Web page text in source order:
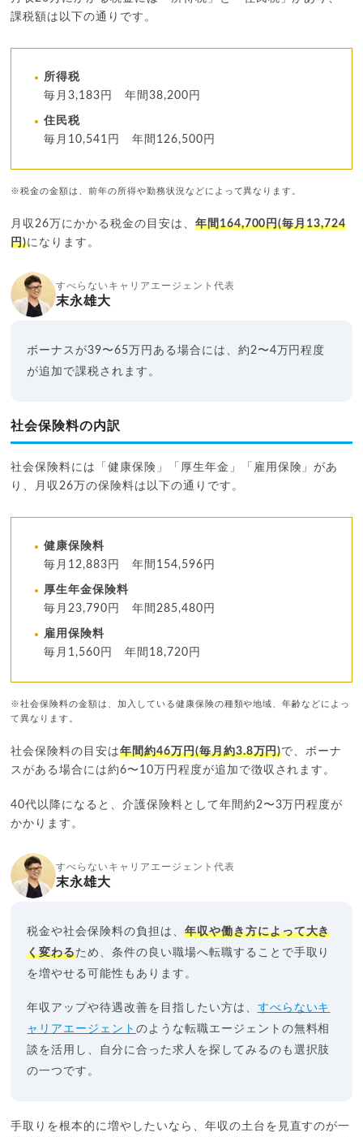
課税額は以下の通りです。
所得税
毎月3,183円 年間38,200円
住民税
毎月10,541円 年間126,500円
※税金の金額は、前年の所得や勤務状況などによって異なります。
月収26万にかかる税金の目安は、 年間164,700円(毎月13,724
円)になります。
すべらないキャリアエージェント代表
末永雄大
ボーナスが39〜65万円ある場合には、約2〜4万円程度
が追加で課税されます。
社会保険料の内訳
社会保険料には「健康保険」「厚生年金」「雇用保険」があ
り、月収26万の保険料は以下の通りです。
健康保険料
毎月12,883円 年間154,596円
厚生年金保険料
毎月23,790円 年間285,480円
雇用保険料
毎月1,560円 年間18,720円
※社会保険料の金額は、加入している健康保険の種類や地域、年齢などによっ
て異なります。
社会保険料の目安は年間約46万円(毎月約3.8万円)で、ボーナ
スがある場合には約6〜10万円程度が追加で徴収されます。
40代以降になると、介護保険料として年間約2〜3万円程度が
かかります。
すべらないキャリアエージェント代表
末永雄大
税金や社会保険料の負担は、 年収や働き方によって大き
く変わるため、条件の良い職場へ転職することで手取り
を増やせる可能性もあります。
年収アップや待遇改善を目指したい方は、 すべらないキ
ャリアエージェントのような転職エージェントの無料相
談を活用し、自分に合った求人を探してみるのも選択肢
の一つです。
手取りを根本的に増やしたいなら、年収の土台を見直すのが一